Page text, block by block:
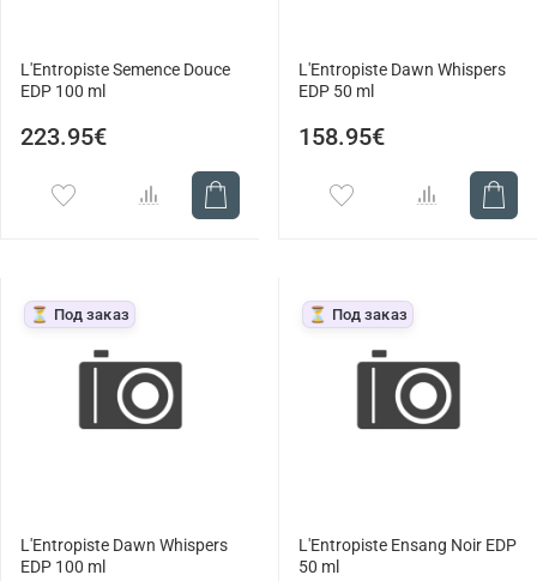
L'Entropiste Semence Douce
EDP 100 ml
223.95€
L'Entropiste Dawn Whispers
EDP 50 ml
158.95€
⏳ Под заказ
L'Entropiste Dawn Whispers
EDP 100 ml
⏳ Под заказ
L'Entropiste Ensang Noir EDP
50 ml